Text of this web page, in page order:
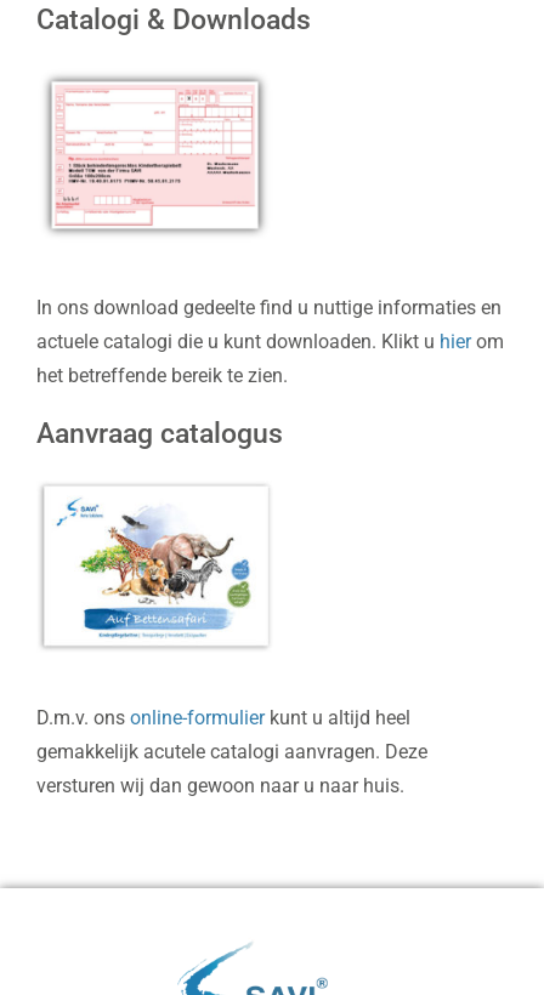
Catalogi & Downloads
In ons download gedeelte find u nuttige informaties en
actuele catalogi die u kunt downloaden. Klikt u hierom
het betreffende bereik te zien.
Aanvraag catalogus
D.m.v. ons online-formulierkunt u altijd heel
gemakkelijk acutele catalogi aanvragen. Deze
versturen wij dan gewoon naar u naar huis.